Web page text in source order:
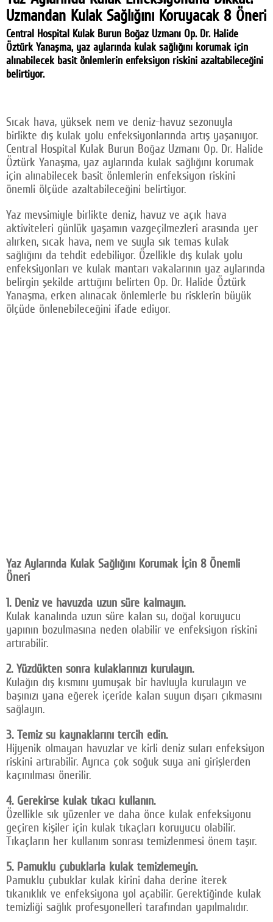
Facebook
Twitter
Google Plus
Uzmandan Kulak Sağlığını Koruyacak 8 Öneri
Central Hospital Kulak Burun Boğaz Uzmanı Op. Dr. Halide
Öztürk Yanaşma, yaz aylarında kulak sağlığını korumak için
alınabilecek basit önlemlerin enfeksiyon riskini azaltabileceğini
belirtiyor.
Sıcak hava, yüksek nem ve deniz-havuz sezonuyla
birlikte dış kulak yolu enfeksiyonlarında artış yaşanıyor.
Central Hospital Kulak Burun Boğaz Uzmanı Op. Dr. Halide
Öztürk Yanaşma, yaz aylarında kulak sağlığını korumak
için alınabilecek basit önlemlerin enfeksiyon riskini
önemli ölçüde azaltabileceğini belirtiyor.
Yaz mevsimiyle birlikte deniz, havuz ve açık hava
aktiviteleri günlük yaşamın vazgeçilmezleri arasında yer
alırken, sıcak hava, nem ve suyla sık temas kulak
sağlığını da tehdit edebiliyor. Özellikle dış kulak yolu
enfeksiyonları ve kulak mantarı vakalarının yaz aylarında
belirgin şekilde arttığını belirten Op. Dr. Halide Öztürk
Yanaşma, erken alınacak önlemlerle bu risklerin büyük
ölçüde önlenebileceğini ifade ediyor.
Yaz Aylarında Kulak Sağlığını Korumak İçin 8 Önemli
Öneri
1. Deniz ve havuzda uzun süre kalmayın.
Kulak kanalında uzun süre kalan su, doğal koruyucu
yapının bozulmasına neden olabilir ve enfeksiyon riskini
artırabilir.
2. Yüzdükten sonra kulaklarınızı kurulayın.
Kulağın dış kısmını yumuşak bir havluyla kurulayın ve
başınızı yana eğerek içeride kalan suyun dışarı çıkmasını
sağlayın.
3. Temiz su kaynaklarını tercih edin.
Hijyenik olmayan havuzlar ve kirli deniz suları enfeksiyon
riskini artırabilir. Ayrıca çok soğuk suya ani girişlerden
kaçınılması önerilir.
4. Gerekirse kulak tıkacı kullanın.
Özellikle sık yüzenler ve daha önce kulak enfeksiyonu
geçiren kişiler için kulak tıkaçları koruyucu olabilir.
Tıkaçların her kullanım sonrası temizlenmesi önem taşır.
5. Pamuklu çubuklarla kulak temizlemeyin.
Pamuklu çubuklar kulak kirini daha derine iterek
tıkanıklık ve enfeksiyona yol açabilir. Gerektiğinde kulak
temizliği sağlık profesyonelleri tarafından yapılmalıdır.